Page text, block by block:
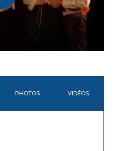
PHOTOS VIDÉOS